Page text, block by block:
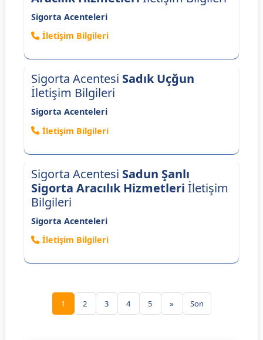
Sigorta Acenteleri
İletişim Bilgileri
Sigorta Acentesi Sadık Uçğun
İletişim Bilgileri
Sigorta Acenteleri
İletişim Bilgileri
Sigorta Acentesi Sadun Şanlı
Sigorta Aracılık Hizmetleri İletişim
Bilgileri
Sigorta Acenteleri
İletişim Bilgileri
1 2 3 4 5 » Son